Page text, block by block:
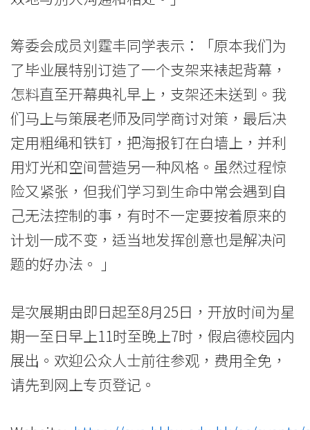
筹委会成员刘霆丰同学表示：「原本我们为
了毕业展特别订造了一个支架来裱起背幕，
怎料直至开幕典礼早上，支架还未送到。我
们马上与策展老师及同学商讨对策，最后决
定用粗绳和铁钉，把海报钉在白墙上，并利
用灯光和空间营造另一种风格。虽然过程惊
险又紧张，但我们学习到生命中常会遇到自
己无法控制的事，有时不一定要按着原来的
计划一成不变，适当地发挥创意也是解决问
题的好办法。 」
是次展期由即日起至8月25日，开放时间为星
期一至日早上11时至晚上7时，假启德校园内
展出。欢迎公众人士前往参观，费用全免，
请先到网上专页登记。